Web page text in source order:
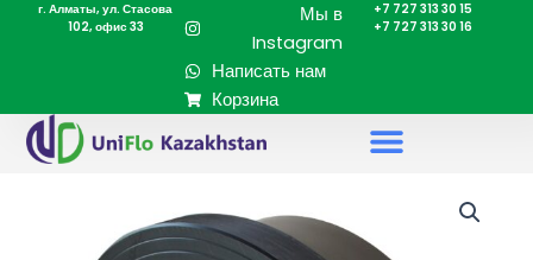
Перейтиг. Алматы, ул. Стасова
102, офис 33
Мы в
Instagram
Написать нам
Корзина
+7 727 313 30 15
+7 727 313 30 16